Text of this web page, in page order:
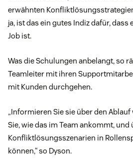
erwähnten
ja, ist das ein gutes Indiz dafür, dass
Job ist.
Was die Schulungen anbelangt, so
Teamleiter mit ihren
mit Kunden durchgehen.
„Informieren Sie sie über den
Sie, wie das im Team ankommt, und
Konfliktlösungsszenarien in
können,“ so Dyson.